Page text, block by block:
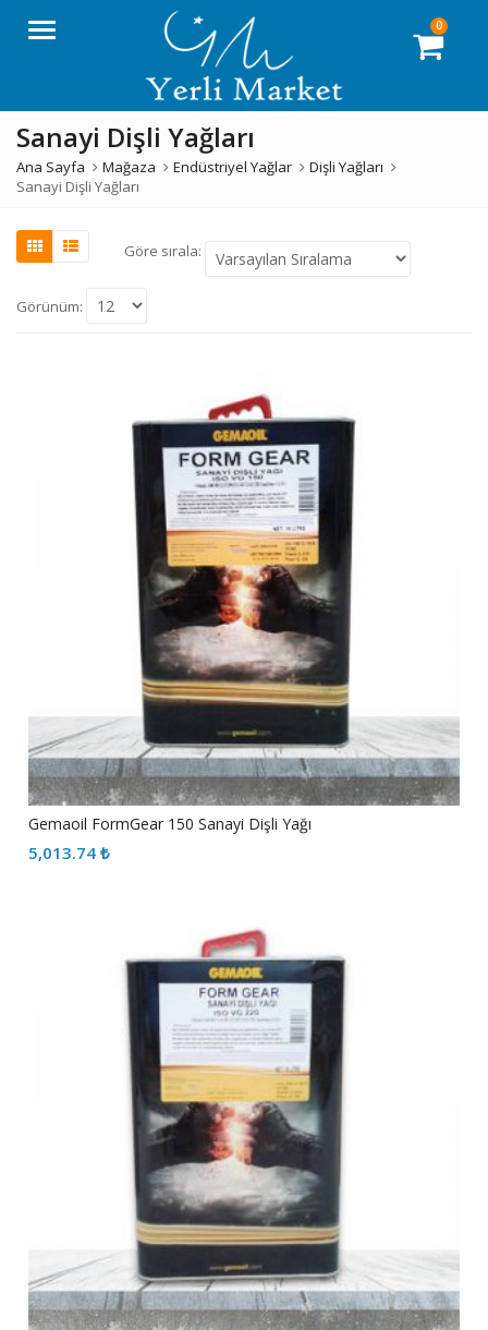
Menü 0
Sanayi Dişli Yağları
Ana Sayfa Mağaza Endüstriyel Yağlar
Dişli Yağları
Sanayi Dişli Yağları
Göre sırala:
Görünüm:
Gemaoil FormGear 150 Sanayi Dişli Yağı
5,013.74 ₺